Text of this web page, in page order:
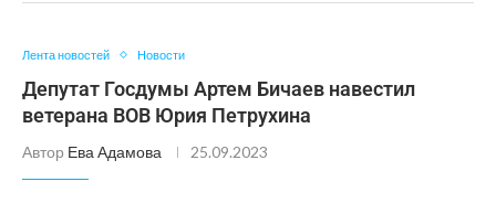
Лента новостей Новости
Депутат Госдумы Артем Бичаев навестил
ветерана ВОВ Юрия Петрухина
Автор Ева Адамова 25.09.2023